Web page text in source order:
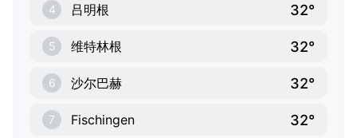
4 吕明根 32°
5 维特林根 32°
6 沙尔巴赫 32°
7 Fischingen 32°